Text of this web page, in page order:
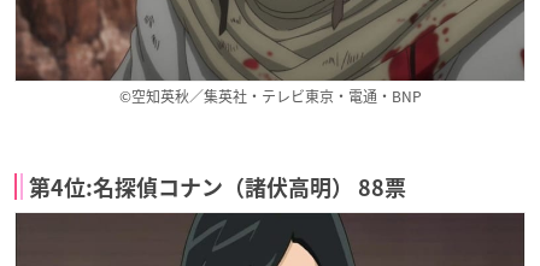
©空知英秋／集英社・テレビ東京・電通・BNP
第4位:名探偵コナン（諸伏高明） 88票